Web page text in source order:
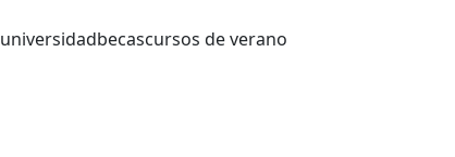
universidadbecascursos de verano